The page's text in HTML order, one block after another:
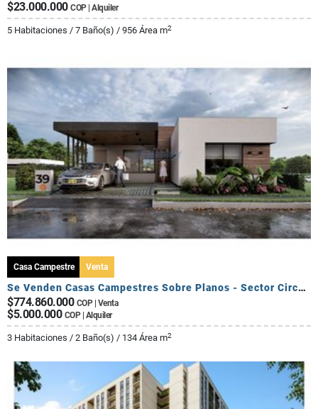
$23.000.000 COP | Alquiler
5 Habitaciones / 7 Baño(s) / 956 Área m2
Casa Campestre Venta
Se Venden Casas Campestres Sobre Planos - Sector Circasia
$774.860.000 COP | Venta
$5.000.000 COP | Alquiler
3 Habitaciones / 2 Baño(s) / 134 Área m2